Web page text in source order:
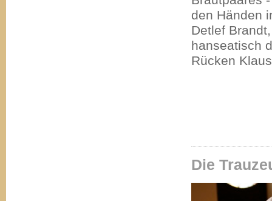
den Händen
Detlef
hanseatisch
Rücken
Die